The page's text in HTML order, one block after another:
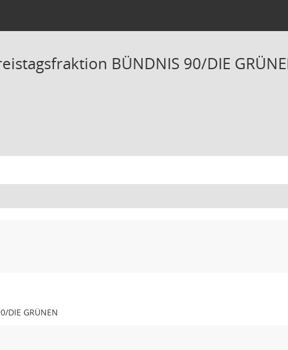
BÜNDNIS 90/DIE
Sitzung zusammenfassen
Anlagen zusammenfassen
DIE GRÜNEN